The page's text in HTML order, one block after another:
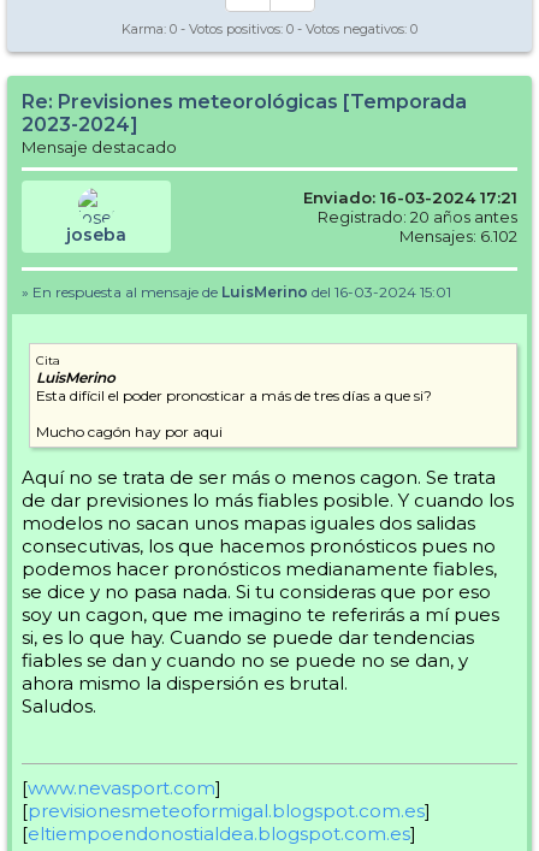
Karma: 0 - Votos positivos: 0 - Votos negativos: 0
Re: Previsiones meteorológicas [Temporada
2023-2024]
Mensaje destacado
joseba
Enviado: 16-03-2024 17:21
Registrado: 20 años antes
Mensajes: 6.102
» En respuesta al mensaje de LuisMerino del 16-03-2024 15:01
Cita
LuisMerino
Esta difícil el poder pronosticar a más de tres días a que si?
Mucho cagón hay por aqui
Aquí no se trata de ser más o menos cagon. Se trata
de dar previsiones lo más fiables posible. Y cuando los
modelos no sacan unos mapas iguales dos salidas
consecutivas, los que hacemos pronósticos pues no
podemos hacer pronósticos medianamente fiables,
se dice y no pasa nada. Si tu consideras que por eso
soy un cagon, que me imagino te referirás a mí pues
si, es lo que hay. Cuando se puede dar tendencias
fiables se dan y cuando no se puede no se dan, y
ahora mismo la dispersión es brutal.
Saludos.
[www.nevasport.com]
[previsionesmeteoformigal.blogspot.com.es]
[eltiempoendonostialdea.blogspot.com.es]